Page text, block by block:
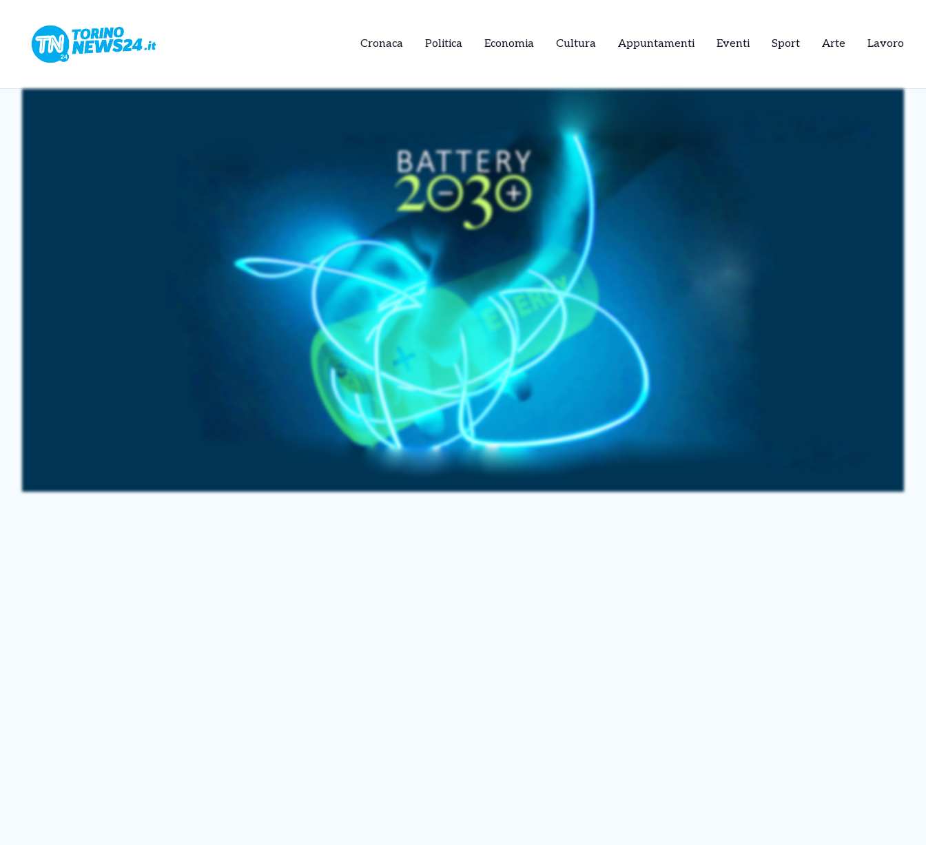
Cronaca Politica Economia Cultura Appuntamenti Eventi Sport Arte Lavoro